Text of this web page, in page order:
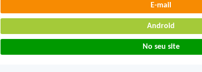
E-mail
Android
No seu site